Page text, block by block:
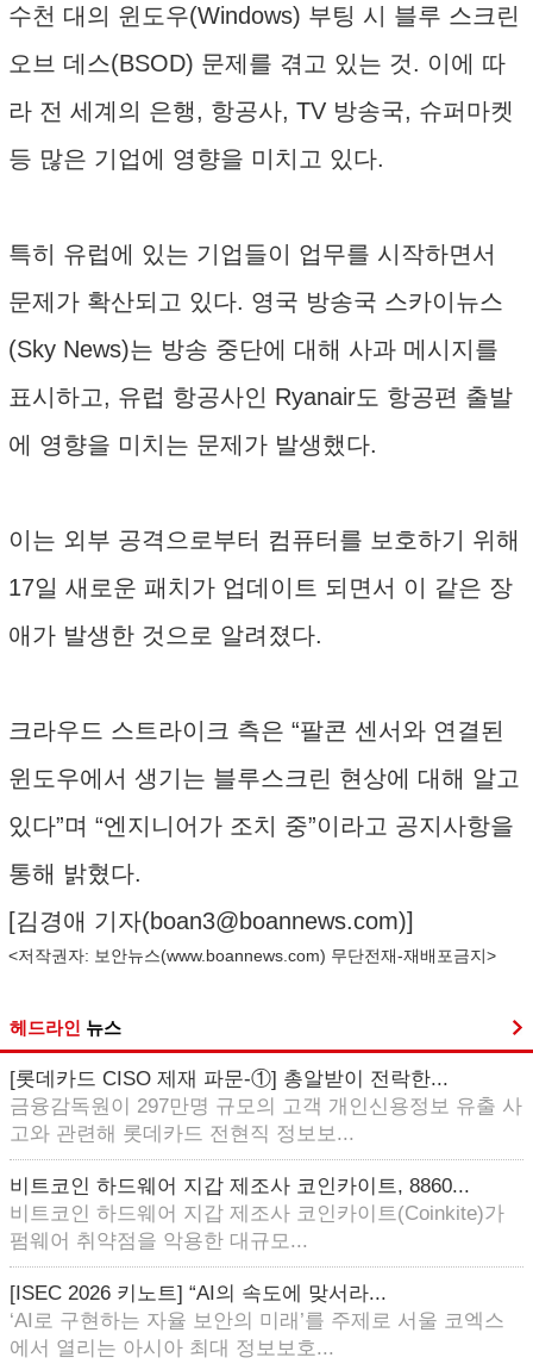
수천 대의 윈도우(Windows) 부팅 시 블루 스크린
오브 데스(BSOD) 문제를 겪고 있는 것. 이에 따
라 전 세계의 은행, 항공사, TV 방송국, 슈퍼마켓
등 많은 기업에 영향을 미치고 있다.
특히 유럽에 있는 기업들이 업무를 시작하면서
문제가 확산되고 있다. 영국 방송국 스카이뉴스
(Sky News)는 방송 중단에 대해 사과 메시지를
표시하고, 유럽 항공사인 Ryanair도 항공편 출발
에 영향을 미치는 문제가 발생했다.
이는 외부 공격으로부터 컴퓨터를 보호하기 위해
17일 새로운 패치가 업데이트 되면서 이 같은 장
애가 발생한 것으로 알려졌다.
크라우드 스트라이크 측은 “팔콘 센서와 연결된
윈도우에서 생기는 블루스크린 현상에 대해 알고
있다”며 “엔지니어가 조치 중”이라고 공지사항을
통해 밝혔다.
[김경애 기자(boan3@boannews.com)]
<저작권자: 보안뉴스(www.boannews.com) 무단전재-재배포금지>
헤드라인 뉴스
[롯데카드 CISO 제재 파문-①] 총알받이 전락한...
금융감독원이 297만명 규모의 고객 개인신용정보 유출 사
고와 관련해 롯데카드 전현직 정보보...
비트코인 하드웨어 지갑 제조사 코인카이트, 8860...
비트코인 하드웨어 지갑 제조사 코인카이트(Coinkite)가
펌웨어 취약점을 악용한 대규모...
[ISEC 2026 키노트] “AI의 속도에 맞서라...
‘AI로 구현하는 자율 보안의 미래’를 주제로 서울 코엑스
에서 열리는 아시아 최대 정보보호...